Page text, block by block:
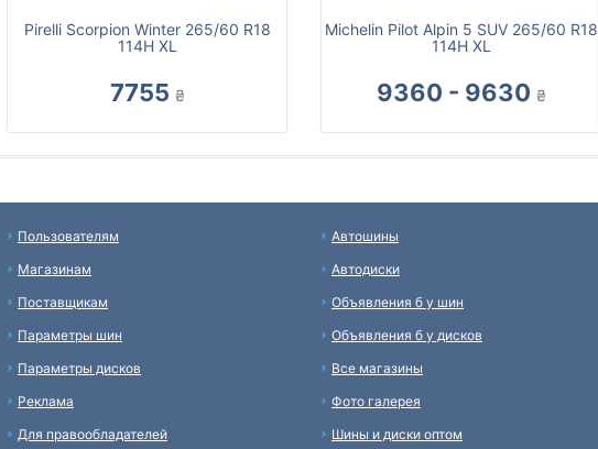
Pirelli Scorpion Winter 265/60 R18
114H XL
7755 ₴
Michelin Pilot Alpin 5 SUV 265/60 R18
114H XL
9360 - 9630 ₴
Пользователям
Магазинам
Поставщикам
Параметры шин
Параметры дисков
Реклама
Для правообладателей
Автошины
Автодиски
Объявления б у шин
Объявления б у дисков
Все магазины
Фото галерея
Шины и диски оптом